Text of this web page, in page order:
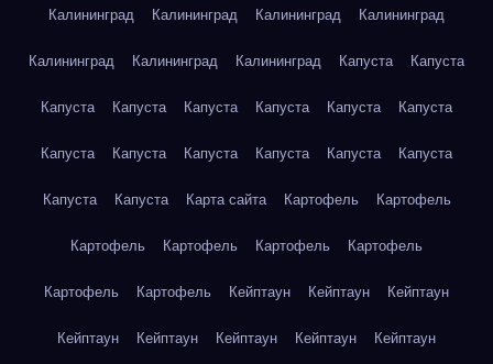
Калининград Калининград Калининград Калининград
Калининград Калининград Калининград Капуста Капуста
Капуста Капуста Капуста Капуста Капуста Капуста
Капуста Капуста Капуста Капуста Капуста Капуста
Капуста Капуста Карта сайта Картофель Картофель
Картофель Картофель Картофель Картофель
Картофель Картофель Кейптаун Кейптаун Кейптаун
Кейптаун Кейптаун Кейптаун Кейптаун Кейптаун